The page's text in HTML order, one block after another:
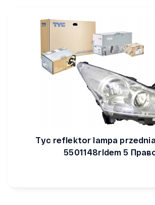
Tyc reflektor lampa
5501148rldem 5